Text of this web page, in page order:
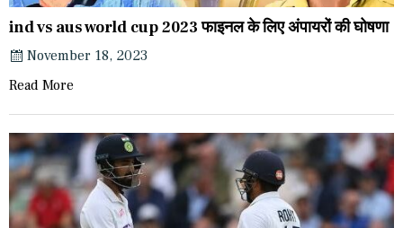
ind vs aus world cup 2023 फाइनल के लिए अंपायरों की घोषणा
November 18, 2023
Read More